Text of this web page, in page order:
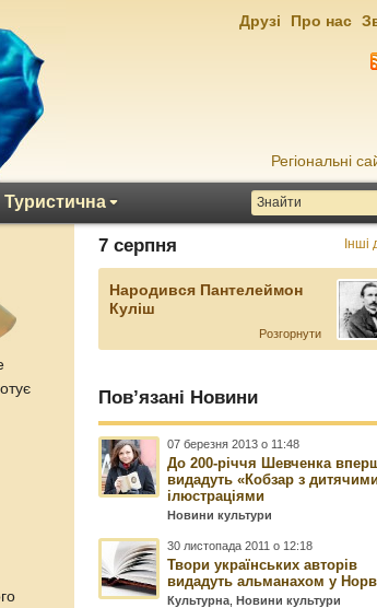
Регіональні
Туристична
Друзі Про нас
7 серпня Інші
Народився Пантелеймон
Куліш
Розгорнути
Пов’язані Новини
07 березня 2013 о 11:48
До 200-річчя Шевченка
видадуть «Кобзар з
ілюстраціями
Новини культури
30 листопада 2011 о 12:18
Твори українських авторів
видадуть альманахом у
Культурна ,Новини культури